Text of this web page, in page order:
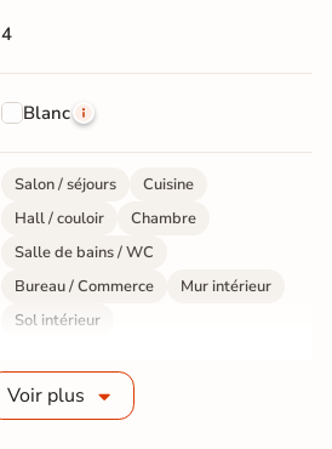
4
Blanc
Salon / séjours
Cuisine
Hall / couloir
Chambre
Salle de bains / WC
Bureau / Commerce
Mur intérieur
Sol intérieur
Grès cérame émaillé
Voir plus